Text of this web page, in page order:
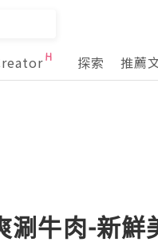
探索 推薦
涮牛肉-新